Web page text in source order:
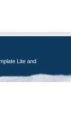
Lite and